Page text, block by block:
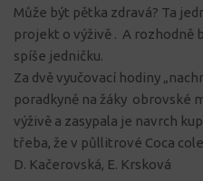
Může být pětka zdravá? Ta
projekt o výživě . A rozhodně
spíše jedničku.
Za dvě vyučovací hodiny
poradkyně na žáky obrovské
výživě a zasypala je navrch
třeba, že v půllitrové Coca
D. Kačerovská, E. Krsková